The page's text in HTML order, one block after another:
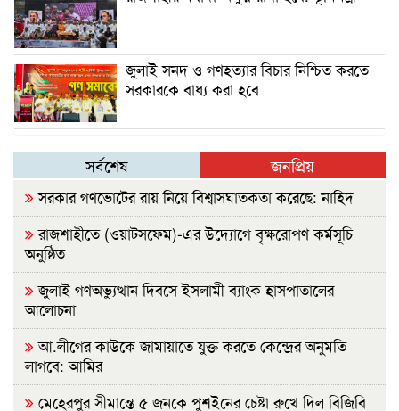
জুলাই সনদ ও গণহত্যার বিচার নিশ্চিত করতে
সরকারকে বাধ্য করা হবে
সর্বশেষ জনপ্রিয়
সরকার গণভোটের রায় নিয়ে বিশ্বাসঘাতকতা করেছে: নাহিদ
রাজশাহীতে (ওয়াটসফেম)-এর উদ্যোগে বৃক্ষরোপণ কর্মসূচি
অনুষ্ঠিত
জুলাই গণঅভ্যুত্থান দিবসে ইসলামী ব্যাংক হাসপাতালের
আলোচনা
আ.লীগের কাউকে জামায়াতে যুক্ত করতে কেন্দ্রের অনুমতি
লাগবে: আমির
মেহেরপুর সীমান্তে ৫ জনকে পুশইনের চেষ্টা রুখে দিল বিজিবি